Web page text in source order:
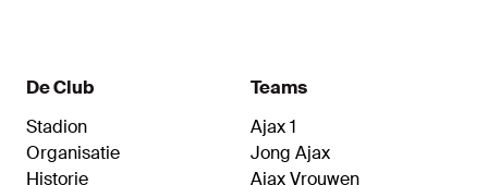
voor Amsterdam.
De Club
Stadion
Organisatie
Historie
Teams
Ajax 1
Jong Ajax
Ajax Vrouwen